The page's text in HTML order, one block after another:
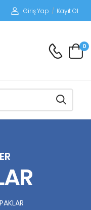
siparişleriniz alıcı
Giriş Yap / Kayıt Ol
0